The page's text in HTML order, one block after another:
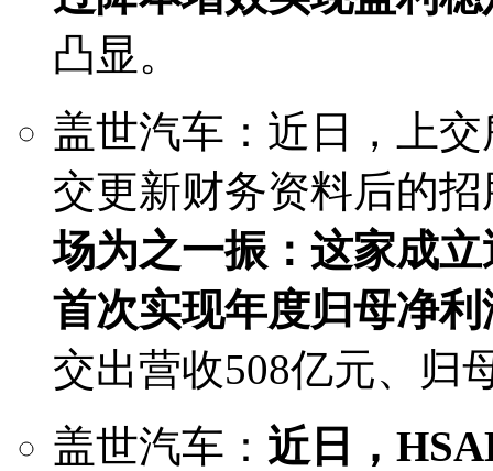
凸显。
盖世汽车：近日，上
交更新财务资料后的
场为之一振：这家成
首次实现年度归母净
交出营收508亿元、归
盖世汽车： 近日，